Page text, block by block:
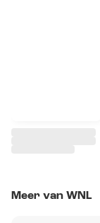
Meer van WNL